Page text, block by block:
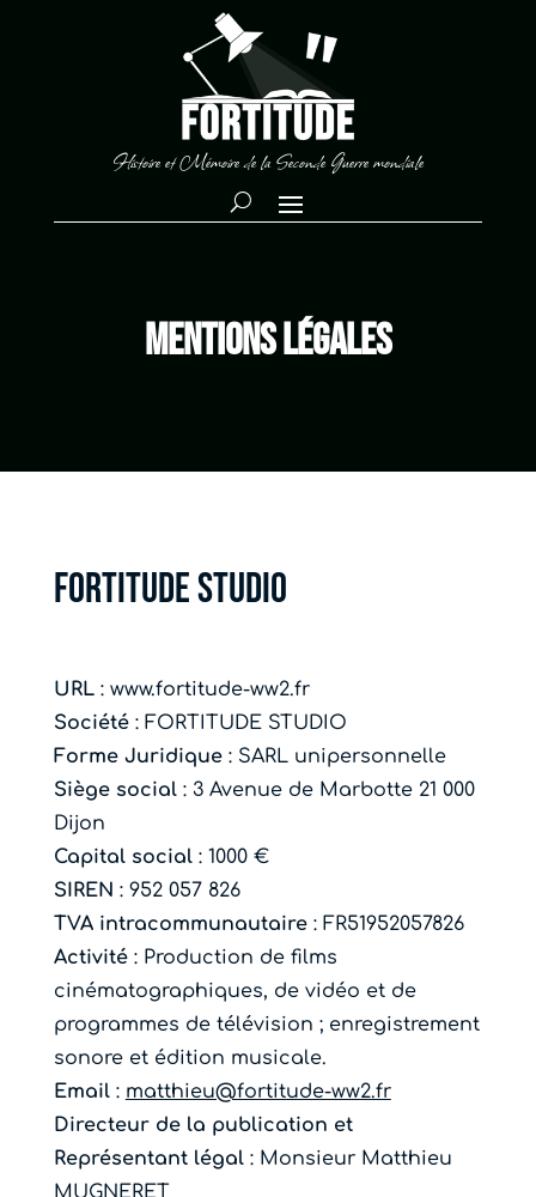
Histoire et Mémoire de la Seconde Guerre mondiale
Mentions légales
Fortitude Studio
URL: www.fortitude-ww2.fr
Société: FORTITUDE STUDIO
Forme Juridique: SARL unipersonnelle
Siège social: 3 Avenue de Marbotte 21 000
Dijon
Capital social: 1000 €
SIREN : 952 057 826
TVA intracommunautaire: FR51952057826
Activité: Production de films
cinématographiques, de vidéo et de
programmes de télévision ; enregistrement
sonore et édition musicale.
Email: matthieu@fortitude-ww2.fr
Directeur de la publication et
Représentant légal: Monsieur Matthieu
MUGNERET